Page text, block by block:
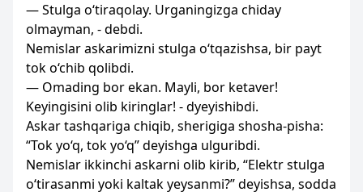
— Stulga o‘tiraqolay. Urganingizga chiday
olmayman, - debdi.
Nemislar askarimizni stulga o‘tqazishsa, bir payt
tok o‘chib qolibdi.
— Omading bor ekan. Mayli, bor ketaver!
Keyingisini olib kiringlar! - dyeyishibdi.
Askar tashqariga chiqib, sherigiga shosha-pisha:
“Tok yo‘q, tok yo‘q” deyishga ulguribdi.
Nemislar ikkinchi askarni olib kirib, “Elektr stulga
o‘tirasanmi yoki kaltak yeysanmi?” deyishsa, sodda